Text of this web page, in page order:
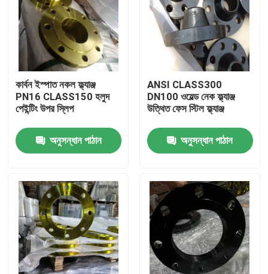
পণ্য
আমাদের সম্পর্কে
কার্বন ইস্পাত নকল ফ্ল্যাঞ্জ
PN16 CLASS150 হলুদ
পেইন্টিং উপর স্লিপ
অনুসন্ধান পাঠান
ANSI CLASS300
DN100 ওয়েল্ড নেক ফ্ল্যাঞ্জ
উত্থিত ফেস স্টিল ফ্ল্যাঞ্জ
অনুসন্ধান পাঠান